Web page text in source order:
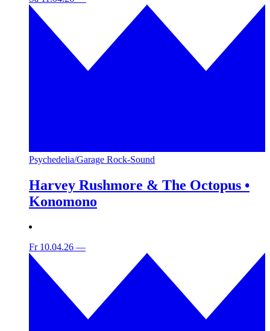
Psychedelia/Garage Rock-Sound
Harvey Rushmore & The Octopus •
Konomono
Fr 10.04.26 —